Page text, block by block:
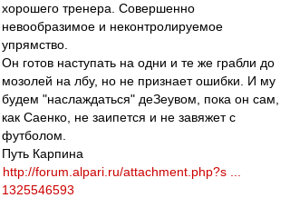
хорошего тренера. Совершенно
невообразимое и неконтролируемое
упрямство.
Он готов наступать на одни и те же грабли до
мозолей на лбу, но не признает ошибки. И му
будем "наслаждаться" деЗеувом, пока он сам,
как Саенко, не заипется и не завяжет с
футболом.
Путь Карпина
http://forum.alpari.ru/attachment.php?s ...
1325546593